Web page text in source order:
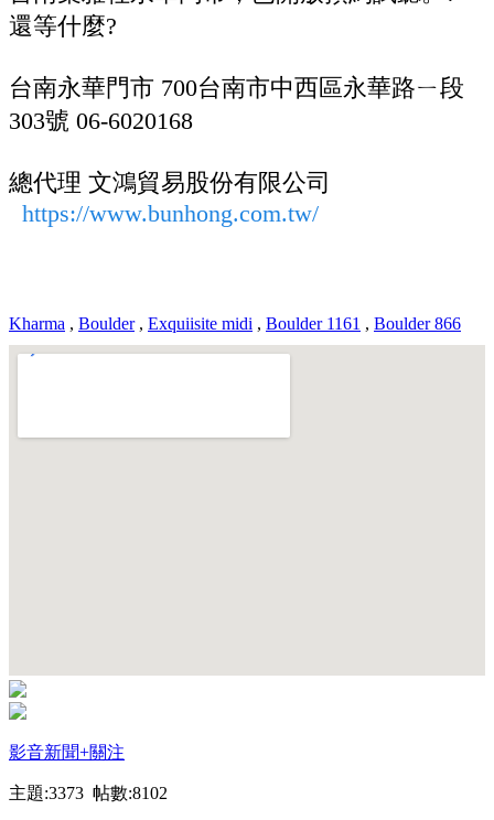
還等什麼?
台南永華門市 700台南市中西區永華路ㄧ段
303號 06-6020168
總代理 文鴻貿易股份有限公司
https://www.bunhong.com.tw/
Kharma , Boulder, Exquiisite midi , Boulder 1161 , Boulder 866
影音新聞+關注
主題:3373 帖數:8102